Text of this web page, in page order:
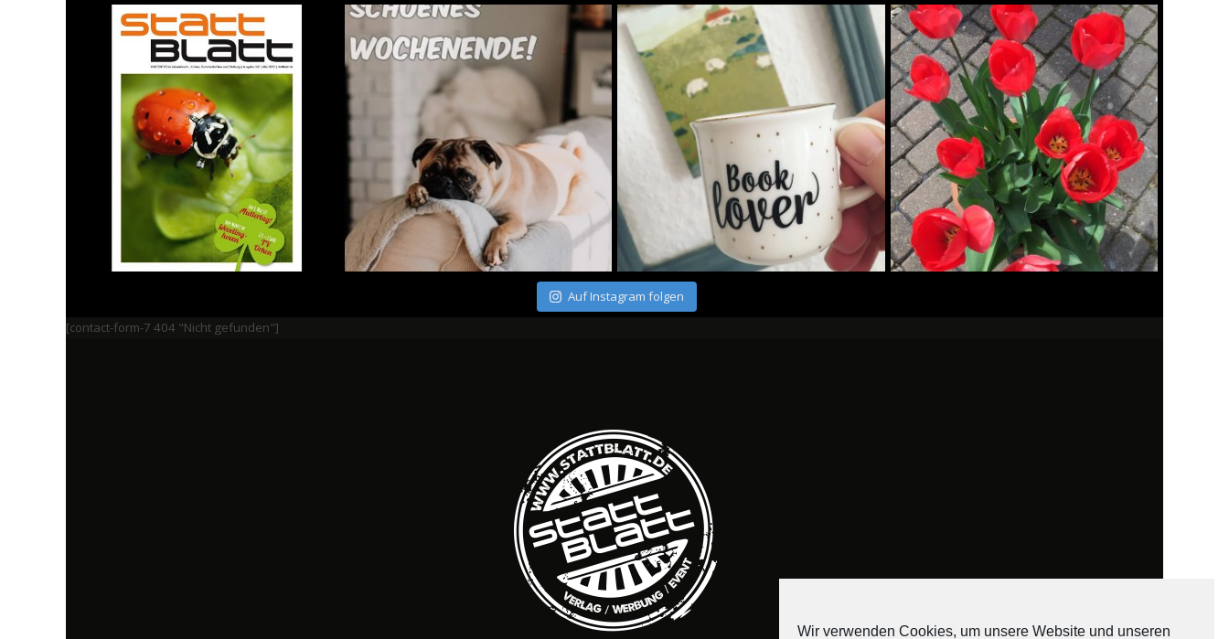
Auf Instagram folgen
[contact-form-7 404 "Nicht gefunden"]
Wir verwenden Cookies, um unsere Website und unseren